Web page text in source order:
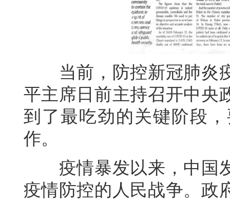
当前，防控新冠肺炎疫
平主席日前主持召开中央
到了最吃劲的关键阶段
作。
疫情暴发以来，中国发
疫情防控的人民战争。政